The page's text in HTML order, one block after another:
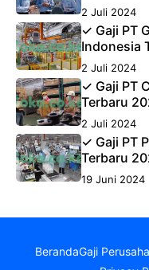
2 Juli 2024
✓ Gaji PT
Indonesia
2 Juli 2024
✓ Gaji PT
Terbaru
2 Juli 2024
✓ Gaji PT
Terbaru
19 Juni 2024
BerandaGaji